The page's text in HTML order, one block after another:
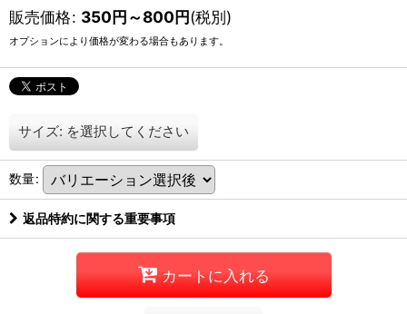
販売価格: 350円～800円(税別)
オプションにより価格が変わる場合もあります。
サイズ: を選択してください
数量:
返品特約に関する重要事項
カートに入れる